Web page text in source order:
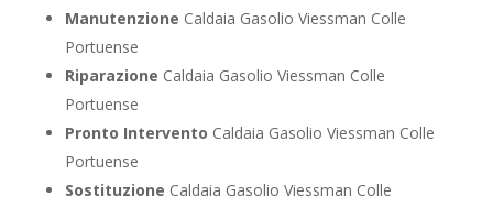
Manutenzione Caldaia Gasolio Viessman Colle
Portuense
Riparazione Caldaia Gasolio Viessman Colle
Portuense
Pronto Intervento Caldaia Gasolio Viessman Colle
Portuense
Sostituzione Caldaia Gasolio Viessman Colle